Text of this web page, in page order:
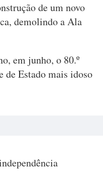
de um novo
demolindo a Ala
em junho, o 80.º
de Estado mais idoso